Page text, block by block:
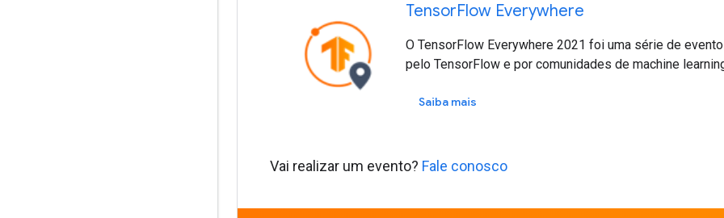
TensorFlow Everywhere
O TensorFlow Everywhere 2021 foi uma série de
pelo TensorFlow e por comunidades de machine
Saiba mais
Vai realizar um evento? Fale conosco